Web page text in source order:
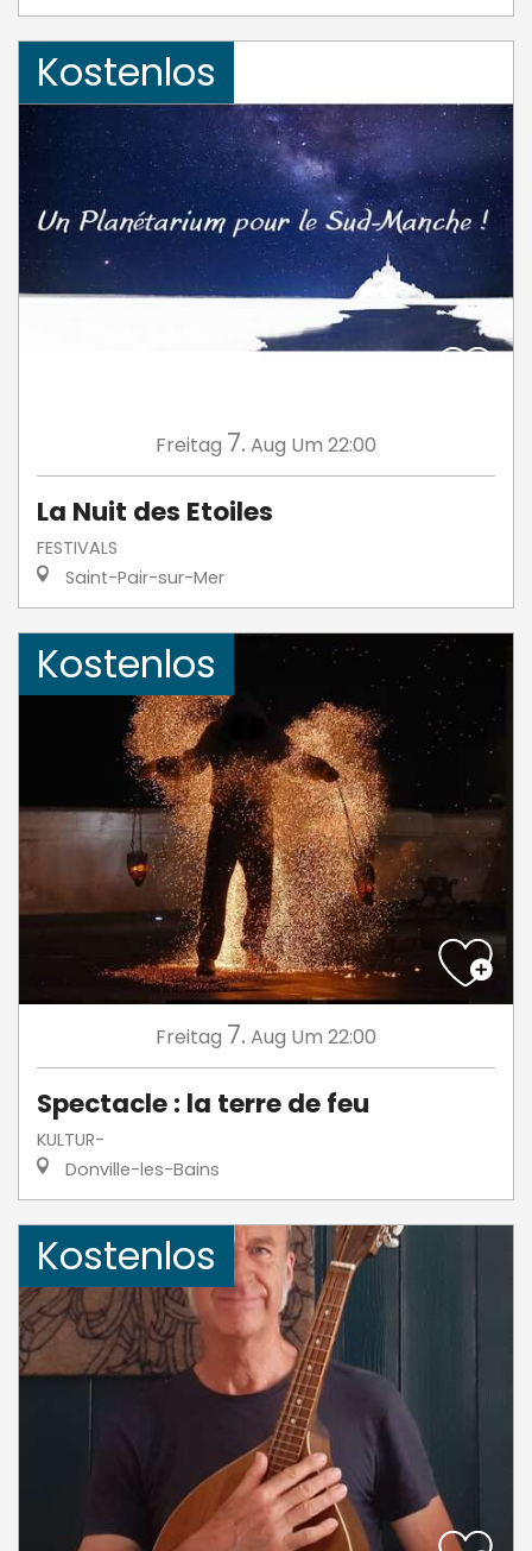
Kostenlos
Freitag 7. Aug Um 22:00
La Nuit des Etoiles
FESTIVALS
Saint-Pair-sur-Mer
Kostenlos
Freitag 7. Aug Um 22:00
Spectacle : la terre de feu
KULTUR-
Donville-les-Bains
Kostenlos